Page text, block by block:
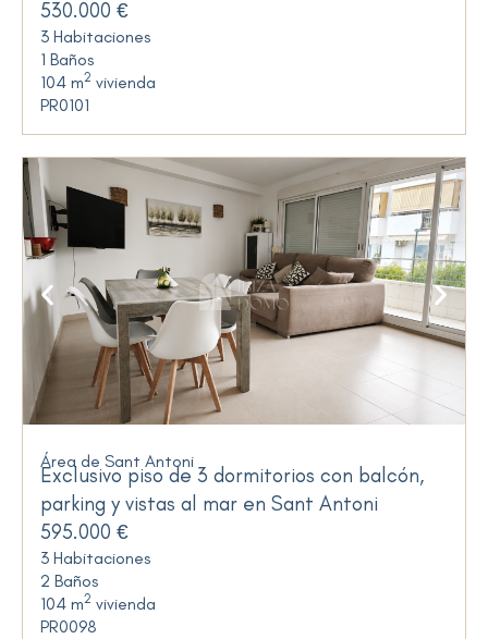
530.000 €
3 Habitaciones
1 Baños
104 m2 vivienda
PR0101
Área de Sant Antoni
Exclusivo piso de 3 dormitorios con balcón,
parking y vistas al mar en Sant Antoni
595.000 €
3 Habitaciones
2 Baños
104 m2 vivienda
PR0098